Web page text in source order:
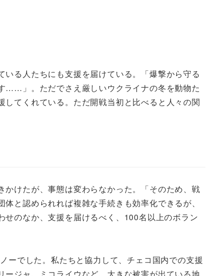
る人たちにも支援を届けている。「爆撃から守る
……」。ただでさえ厳しいウクライナの冬を動物た
てくれている。ただ開戦当初と比べると人々の関
けたが、事態は変わらなかった。「そのため、戦
と認められれば複雑な手続きも効率化できるが、
のなか、支援を届けるべく、100名以上のボラン
ーでした。私たちと協力して、チェコ国内での支援
ジャ、ミコライウなど、大きな被害が出ている地